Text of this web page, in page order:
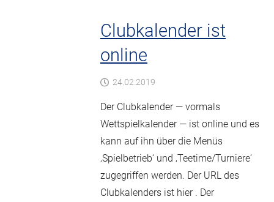
Clubkalender ist
online
24.02.2019
Der Clubkalender — vormals
Wettspielkalender — ist online und es
kann auf ihn über die Menüs
‚Spielbetrieb‘ und ‚Teetime/Turniere‘
zugegriffen werden. Der URL des
Clubkalenders ist hier . Der